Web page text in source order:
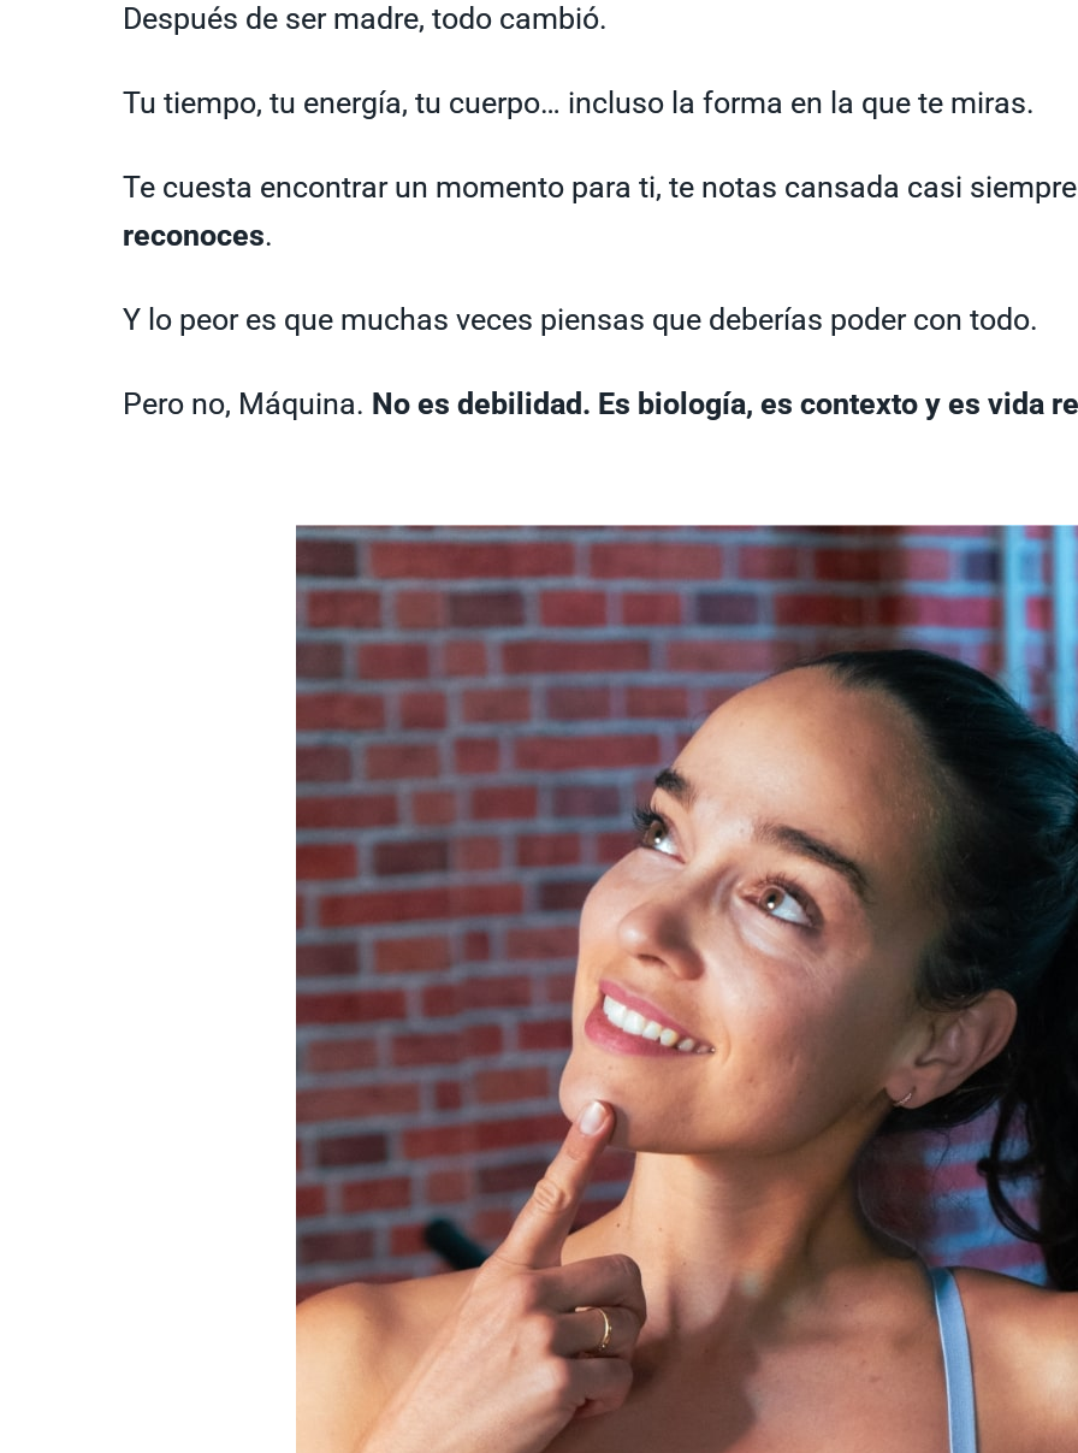
Después de ser madre, todo cambió.
Tu tiempo, tu energía, tu cuerpo… incluso la forma en la que te miras.
Te cuesta encontrar un momento para ti, te notas cansada casi
reconoces.
Y lo peor es que muchas veces piensas que deberías poder con todo.
Pero no, Máquina. No es debilidad. Es biología, es contexto y es vida